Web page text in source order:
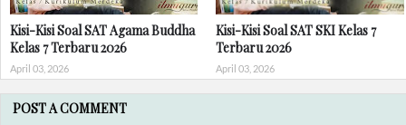
Kisi-Kisi Soal SAT Agama Buddha
Kelas 7 Terbaru 2026
April 03, 2026
Kisi-Kisi Soal SAT SKI Kelas 7
Terbaru 2026
April 03, 2026
POST A COMMENT